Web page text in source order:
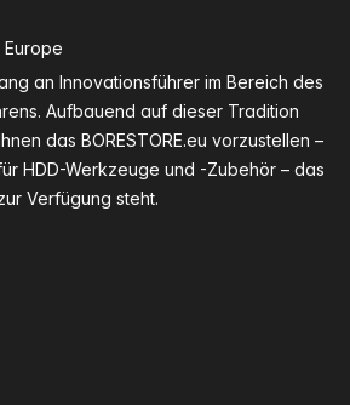
an Innovationsführer im Bereich des
Aufbauend auf dieser Tradition
das BORESTORE.eu vorzustellen –
HDD-Werkzeuge und -Zubehör – das
Verfügung steht.